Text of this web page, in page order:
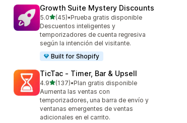
Growth Suite Mystery Discounts
5.0de 5 estrellas
(45)
45 reseñas en total
•Prueba gratis disponible
Descuentos inteligentes y
temporizadores de cuenta regresiva
según la intención del visitante.
Built for Shopify
TicTac ‑ Timer, Bar & Upsell
4.9de 5 estrellas
(137)
137 reseñas en total
•Plan gratis disponible
Aumenta las ventas con
temporizadores, una barra de envío y
ventanas emergentes de ventas
adicionales en el carrito.